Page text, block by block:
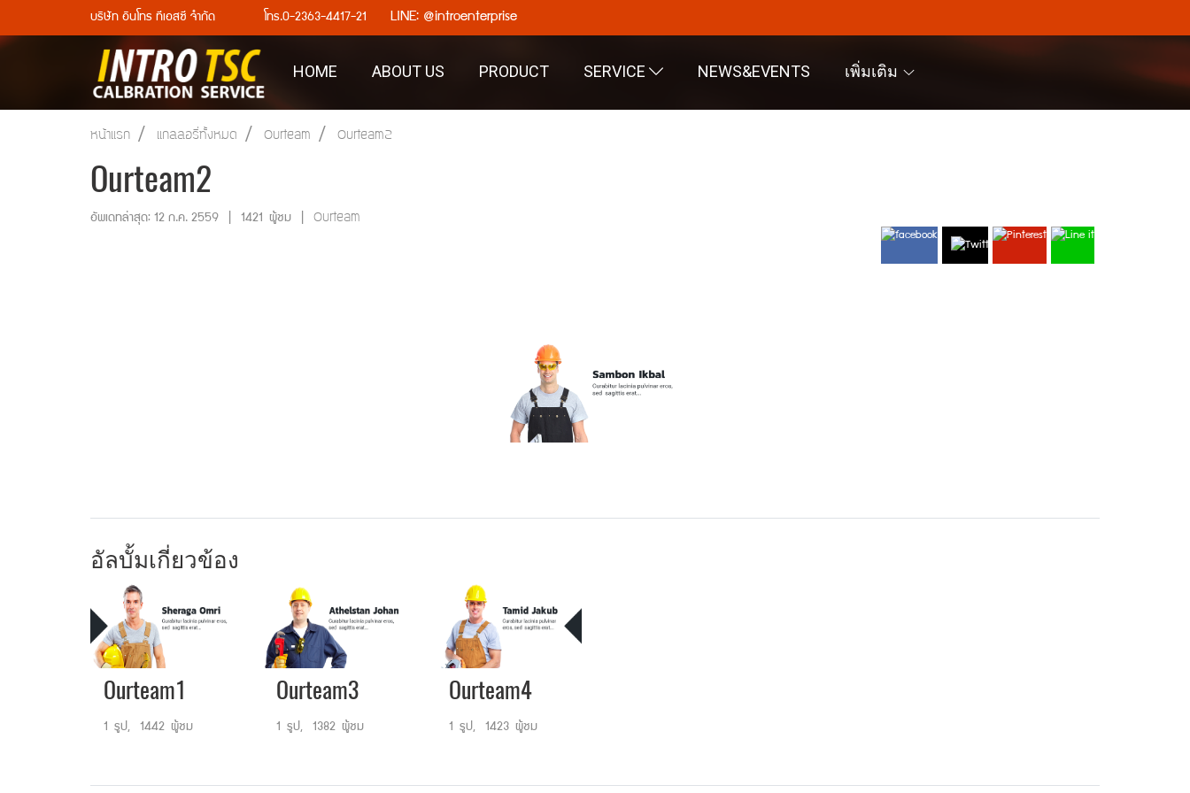
บริษัท อินโทร ทีเอสซี จำกัด โทร.0-2363-4417-21 LINE: @introenterprise
HOME ABOUT US PRODUCT SERVICE NEWS&EVENTS เพิ่มเติม
หน้าแรก แกลลอรี่ทั้งหมด Ourteam Ourteam2
Ourteam2
อัพเดทล่าสุด: 12 ก.ค. 2559 1421 ผู้ชม Ourteam
อัลบั้มเกี่ยวข้อง
Ourteam1
1 รูป, 1442 ผู้ชม
Ourteam3
1 รูป, 1382 ผู้ชม
Ourteam4
1 รูป, 1423 ผู้ชม